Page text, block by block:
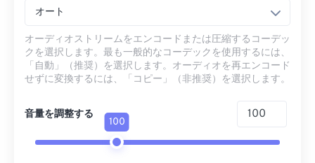
オート
オーディオストリームをエンコードまたは圧縮するコーデッ
クを選択します。最も一般的なコーデックを使用するには、
「自動」（推奨）を選択します。オーディオを再エンコード
せずに変換するには、「コピー」（非推奨）を選択します。
音量を調整する
100